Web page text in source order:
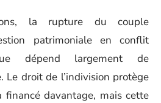
la rupture du couple
patrimoniale en conflit
dépend largement de
Le droit de l’indivision protège
davantage, mais cette